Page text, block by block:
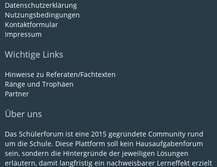
Datenschutzerklärung
Nutzungsbedingungen
Kontaktformular
Impressum
Wichtige Links
Hinweise zu Referaten/Fachtexten
Ränge und Trophäen
Partner
Über uns
Das Schülerforum ist eine 2015 gegründete Community rund
um die Schule. Diese Plattform soll kein Hausaufgabenforum
sein, sondern die Hintergründe der jeweiligen Lösungen
erläutern, damit langfristig ein nachweisbarer Lerneffekt erzielt